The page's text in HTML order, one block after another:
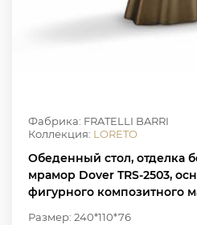
Фабрика: FRATELLI BARRI
Коллекция: LORETO
Обеденный стол, отделка
мрамор Dover TRS-2503,
фигурного композитного
Размер: 240*110*76